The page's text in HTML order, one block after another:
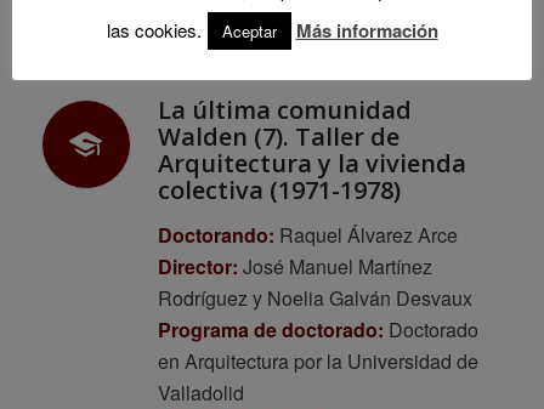
UVaDoc:
https://uvadoc.uva.es/handle/10324/52080
La última comunidad
Walden (7). Taller de
Arquitectura y la vivienda
colectiva (1971-1978)
Doctorando: Raquel Álvarez Arce
Director: José Manuel Martínez
Rodríguez y Noelia Galván Desvaux
Programa de doctorado: Doctorado
en Arquitectura por la Universidad de
Valladolid
las cookies.
Aceptar Más información